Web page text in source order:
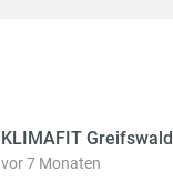
KLIMAFIT Greifswald
vor 7 Monaten